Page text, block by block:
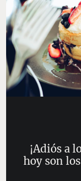
¡Adiós a
hoy son